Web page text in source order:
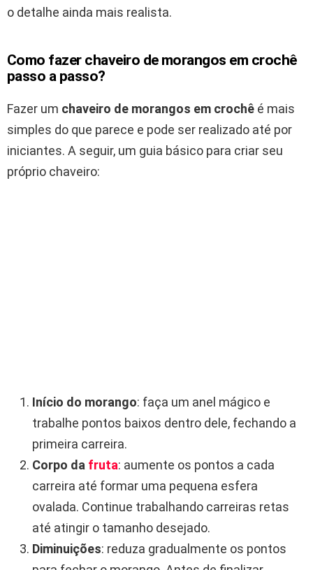
o detalhe ainda mais realista.
Como fazer chaveiro de morangos em crochê
passo a passo?
Fazer um chaveiro de morangos em crochê é mais
simples do que parece e pode ser realizado até por
iniciantes. A seguir, um guia básico para criar seu
próprio chaveiro:
Início do morango: faça um anel mágico e
trabalhe pontos baixos dentro dele, fechando a
primeira carreira.
Corpo da fruta: aumente os pontos a cada
carreira até formar uma pequena esfera
ovalada. Continue trabalhando carreiras retas
até atingir o tamanho desejado.
Diminuições: reduza gradualmente os pontos